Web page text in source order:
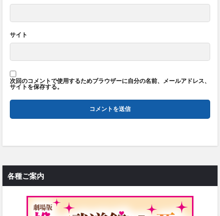
サイト
次回のコメントで使用するためブラウザーに自分の名前、メールアドレス、
サイトを保存する。
各種ご案内